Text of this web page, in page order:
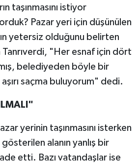
taşınmasını istiyor
Pazar yeri için düşünülen
yetersiz olduğunu belirten
Tanrıverdi, "Her esnaf için dört
belediyeden böyle bir
aşırı saçma buluyorum" dedi.
yerinin taşınmasını isterken
gösterilen alanın yanlış bir
etti. Bazı vatandaşlar ise